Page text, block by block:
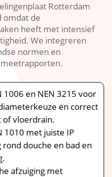
Rotterdam
omdat de
heeft met intensief
We integreren
normen en
1006 en NEN 3215 voor
en correct
of vloerdrain.​
1010 met juiste IP
douche en bad en
afzuiging met